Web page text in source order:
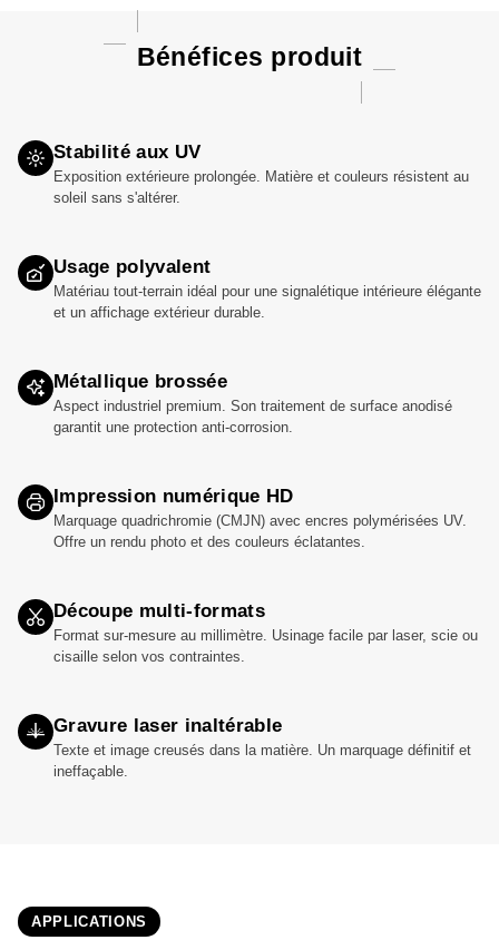
Bénéfices produit
Stabilité aux UV
Exposition extérieure prolongée. Matière et couleurs résistent au
soleil sans s'altérer.
Usage polyvalent
Matériau tout-terrain idéal pour une signalétique intérieure élégante
et un affichage extérieur durable.
Métallique brossée
Aspect industriel premium. Son traitement de surface anodisé
garantit une protection anti-corrosion.
Impression numérique HD
Marquage quadrichromie (CMJN) avec encres polymérisées UV.
Offre un rendu photo et des couleurs éclatantes.
Découpe multi-formats
Format sur-mesure au millimètre. Usinage facile par laser, scie ou
cisaille selon vos contraintes.
Gravure laser inaltérable
Texte et image creusés dans la matière. Un marquage définitif et
ineffaçable.
APPLICATIONS